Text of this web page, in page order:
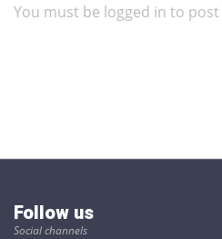
You must be logged in to post
Follow us
Social channels